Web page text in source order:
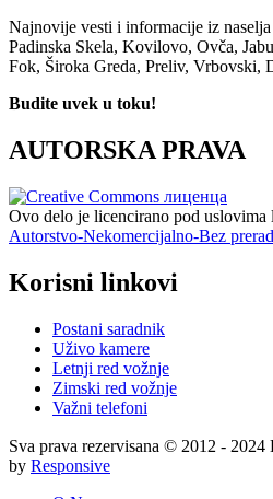
Najnovije vesti i informacije iz
Padinska Skela, Kovilovo, Ovča,
Fok, Široka Greda, Preliv, Vrbovski,
Budite uvek u toku!
AUTORSKA PRAVA
Ovo delo je licencirano pod uslovima
Autorstvo-Nekomercijalno-Bez
Korisni linkovi
Postani saradnik
Uživo kamere
Letnji red vožnje
Zimski red vožnje
Važni telefoni
Sva prava rezervisana © 2012 -
by Responsive